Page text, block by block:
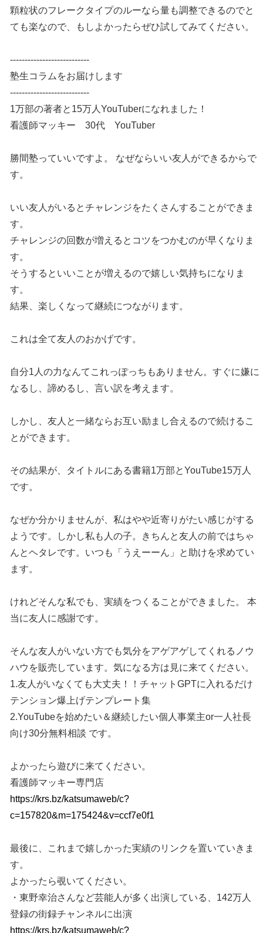
顆粒状のフレークタイプのルーなら量も調整できるのでと
ても楽なので、もしよかったらぜひ試してみてください。
---------------------------
塾生コラムをお届けします
---------------------------
1万部の著者と15万人YouTuberになれました！
看護師マッキー 30代 YouTuber
勝間塾っていいですよ。 なぜならいい友人ができるからで
す。
いい友人がいるとチャレンジをたくさんすることができま
す。
チャレンジの回数が増えるとコツをつかむのが早くなりま
す。
そうするといいことが増えるので嬉しい気持ちになりま
す。
結果、楽しくなって継続につながります。
これは全て友人のおかげです。
自分1人の力なんてこれっぽっちもありません。すぐに嫌に
なるし、諦めるし、言い訳を考えます。
しかし、友人と一緒ならお互い励まし合えるので続けるこ
とができます。
その結果が、タイトルにある書籍1万部とYouTube15万人
です。
なぜか分かりませんが、私はやや近寄りがたい感じがする
ようです。しかし私も人の子。きちんと友人の前ではちゃ
んとヘタレです。いつも「うえーーん」と助けを求めてい
ます。
けれどそんな私でも、実績をつくることができました。 本
当に友人に感謝です。
そんな友人がいない方でも気分をアゲアゲしてくれるノウ
ハウを販売しています。気になる方は見に来てください。
1.友人がいなくても大丈夫！！チャットGPTに入れるだけ
テンション爆上げテンプレート集
2.YouTubeを始めたい＆継続したい個人事業主or一人社長
向け30分無料相談 です。
よかったら遊びに来てください。
看護師マッキー専門店
https://krs.bz/katsumaweb/c?
c=157820&m=175424&v=ccf7e0f1
最後に、これまで嬉しかった実績のリンクを置いていきま
す。
よかったら覗いてください。
・東野幸治さんなど芸能人が多く出演している、142万人
登録の街録チャンネルに出演
https://krs.bz/katsumaweb/c?